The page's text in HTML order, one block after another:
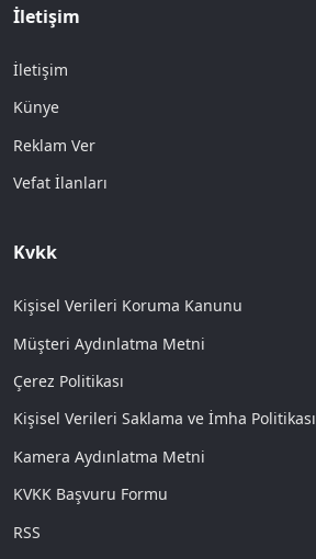
İletişim
İletişim
Künye
Reklam Ver
Vefat İlanları
Kvkk
Kişisel Verileri Koruma Kanunu
Müşteri Aydınlatma Metni
Çerez Politikası
Kişisel Verileri Saklama ve İmha Politikası
Kamera Aydınlatma Metni
KVKK Başvuru Formu
RSS